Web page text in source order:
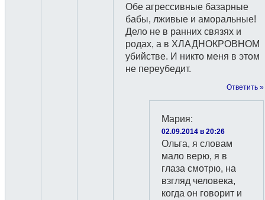
Обе агрессивные базарные
бабы, лживые и аморальные!
Дело не в ранних связях и
родах, а в ХЛАДНОКРОВНОМ
убийстве. И никто меня в этом
не переубедит.
Ответить »
Мария:
02.09.2014 в 20:26
Ольга, я словам
мало верю, я в
глаза смотрю, на
взгляд человека,
когда он говорит и